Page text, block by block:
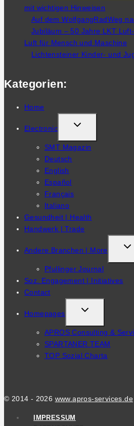
mit wichtigen Hinweisen
Auf dem WolfgangRadWeg
Jubiläum – 50 Jahre LKT
Luft für Mensch und Maschine
Lichtensteiner Kinder- und
Kategorien:
Home
Electronic
TOGGLE
CHILD
MENU
SMT Magazin
Deutsch
English
Español
Français
Italiano
Gesundheit | Health
Handwerk | Trade
Andere Branchen | More
Pfullinger Journal
Soz. Engagement | Initiatives
Contact
Homepages
TOGGLE
CHILD
APROS Consulting &
SPARTANER TEAM
TOP Sozial Charta
© 2014 - 2026 www.apros-services.de
IMPRESSUM